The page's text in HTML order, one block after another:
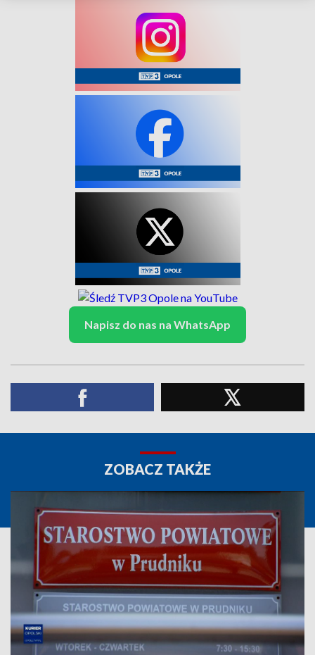
Napisz do nas na WhatsApp
ZOBACZ TAKŻE